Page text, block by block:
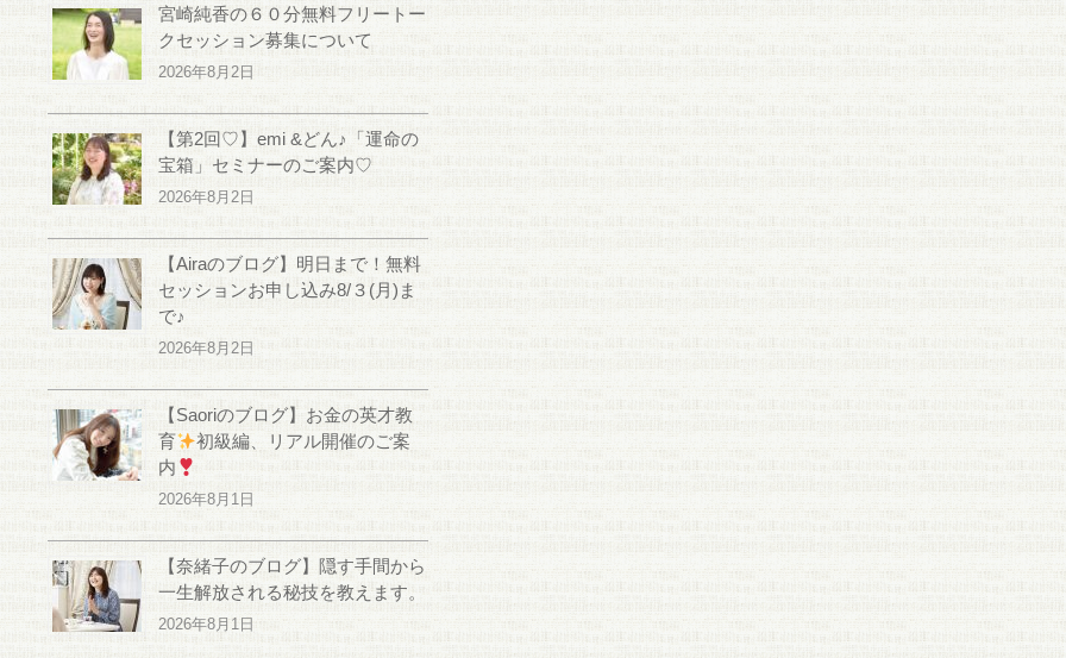
宮崎純香の６０分無料フリートー
クセッション募集について
2026年8月2日
【第2回♡】emi &どん♪「運命の
宝箱」セミナーのご案内♡
2026年8月2日
【Airaのブログ】明日まで！無料
セッションお申し込み8/３(月)ま
で♪
2026年8月2日
【Saoriのブログ】お金の英才教
育
初級編、リアル開催のご案
内
2026年8月1日
【奈緒子のブログ】隠す手間から
一生解放される秘技を教えます。
2026年8月1日